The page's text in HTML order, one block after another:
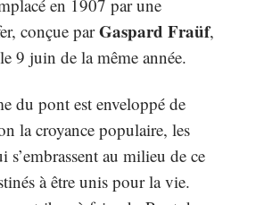
en 1907 par une
conçue parGaspard Fraüf,
9 juin de la même année.
du pont est enveloppé de
la croyance populaire, les
s’embrassent au milieu de ce
à être unis pour la vie.